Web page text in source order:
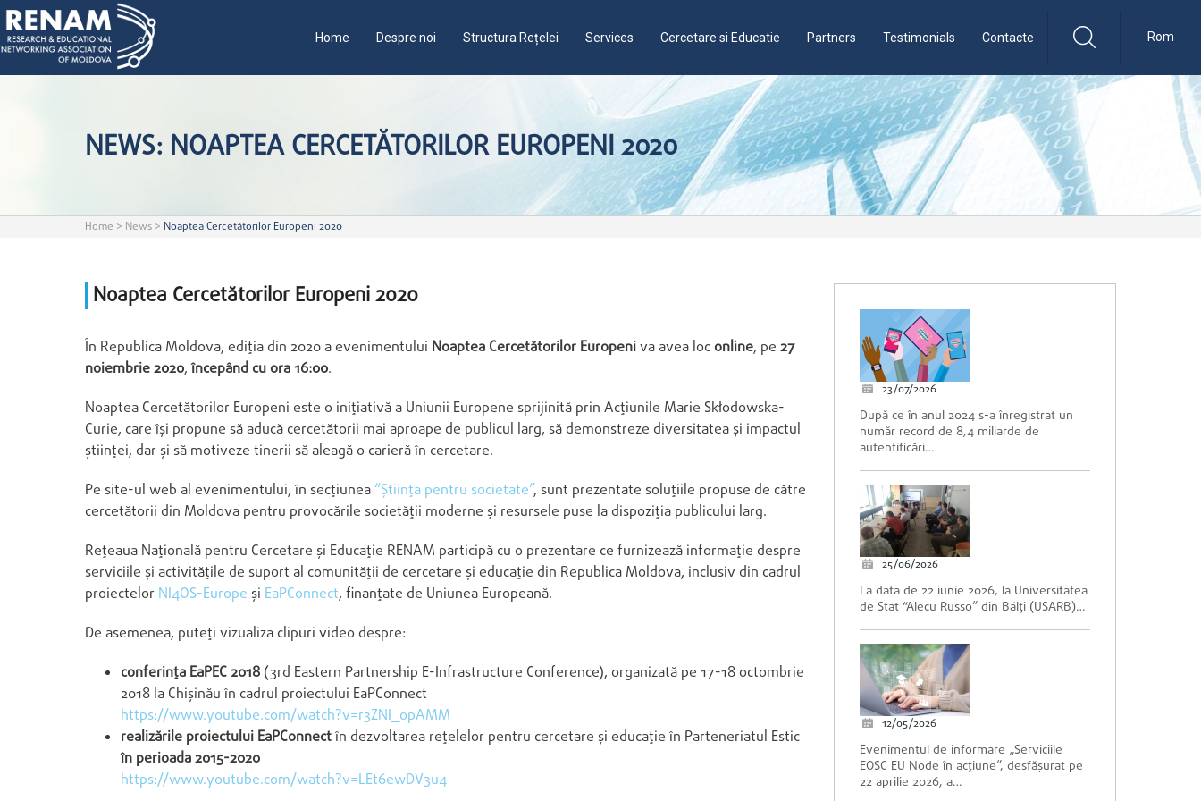
Rom
Home Despre noi Structura Rețelei Services Cercetare si Educatie Partners Testimonials Contacte
NEWS: NOAPTEA CERCETĂTORILOR EUROPENI 2020
Home > News > Noaptea Cercetătorilor Europeni 2020
23/07/2026
După ce în anul 2024 s-a înregistrat un
număr record de 8,4 miliarde de
autentificări…
25/06/2026
La data de 22 iunie 2026, la Universitatea
de Stat “Alecu Russo” din Bălți (USARB)…
12/05/2026
Evenimentul de informare „Serviciile
EOSC EU Node în acțiune”, desfășurat pe
22 aprilie 2026, a…
Noaptea Cercetătorilor Europeni 2020
În Republica Moldova, ediția din 2020 a evenimentului Noaptea Cercetătorilor Europeniva avea loc online, pe 27
noiembrie 2020,începând cu ora 16:00.
Noaptea Cercetătorilor Europeni este o inițiativă a Uniunii Europene sprijinită prin Acțiunile Marie Skłodowska-
Curie, care își propune să aducă cercetătorii mai aproape de publicul larg, să demonstreze diversitatea și impactul
științei, dar și să motiveze tinerii să aleagă o carieră în cercetare.
Pe site-ul web al evenimentului, în secțiunea “Știința pentru societate”, sunt prezentate soluțiile propuse de către
cercetătorii din Moldova pentru provocările societății moderne și resursele puse la dispoziția publicului larg.
Rețeaua Națională pentru Cercetare și Educație RENAM participă cu o prezentare ce furnizează informație despre
serviciile și activitățile de suport al comunității de cercetare și educație din Republica Moldova, inclusiv din cadrul
proiectelor NI4OS-Europe și EaPConnect, finanțate de Uniunea Europeană.
De asemenea, puteți vizualiza clipuri video despre:
conferința EaPEC 2018 (3rd Eastern Partnership E-Infrastructure Conference), organizată pe 17-18 octombrie
2018 la Chișinău în cadrul proiectului EaPConnect
https://www.youtube.com/watch?v=r3ZNI_opAMM
realizările proiectului EaPConnectîn dezvoltarea rețelelor pentru cercetare și educație în Parteneriatul Estic
în perioada 2015-2020
https://www.youtube.com/watch?v=LEt6ewDV3u4